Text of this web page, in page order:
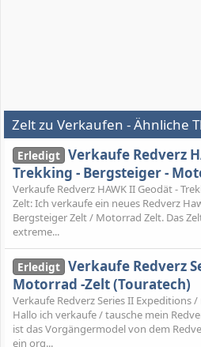
Zelt zu Verkaufen - Ähnliche
Erledigt Verkaufe Redverz
Trekking - Bergsteiger -
Verkaufe Redverz HAWK II Geodät -
Zelt: Ich verkaufe ein neues Redverz
Bergsteiger Zelt / Motorrad Zelt. Das
extreme...
Erledigt Verkaufe Redverz
Motorrad -Zelt (Touratech)
Verkaufe Redverz Series II Expeditions
Hallo ich verkaufe / tausche mein
ist das Vorgängermodel von dem
ein org...